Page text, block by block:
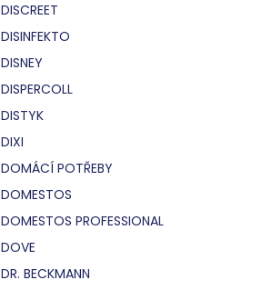
DISCREET
DISINFEKTO
DISNEY
DISPERCOLL
DISTYK
DIXI
DOMÁCÍ POTŘEBY
DOMESTOS
DOMESTOS PROFESSIONAL
DOVE
DR. BECKMANN